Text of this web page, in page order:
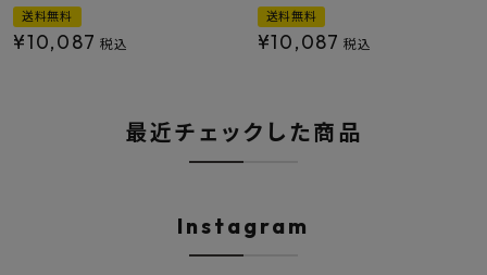
送料無料
¥10,087 税込
送料無料
¥10,087 税込
最近チェックした商品
Instagram